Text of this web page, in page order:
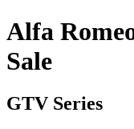
Alfa
Sale
GTV Series